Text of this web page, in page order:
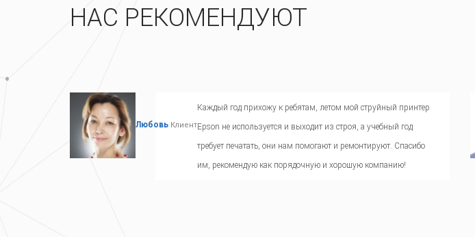
НАС РЕКОМЕНДУЮТ
Любовь Клиент
Каждый год прихожу к ребятам, летом мой струйный принтер
Epson не используется и выходит из строя, а учебный год
требует печатать, они нам помогают и ремонтируют. Спасибо
им, рекомендую как порядочную и хорошую компанию!